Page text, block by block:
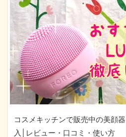
コスメキッチンで販売中の美顔
入│レビュー・口コミ・使い方